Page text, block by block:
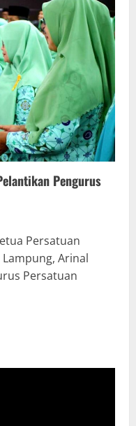
Pengurus
Persatuan
Arinal
Persatuan